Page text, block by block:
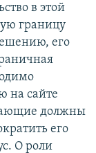
в этой
границу
его
на сайте
должны
его
О роли